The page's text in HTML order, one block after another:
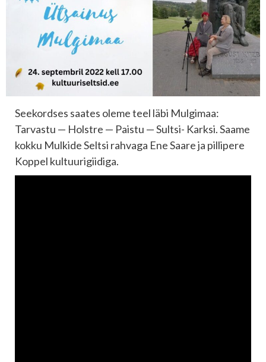
Seekordses saates oleme teel läbi Mulgimaa:
Tarvastu — Holstre — Paistu — Sultsi- Karksi. Saame
kokku Mulkide Seltsi rahvaga Ene Saare ja pillipere
Koppel kultuurigiidiga.